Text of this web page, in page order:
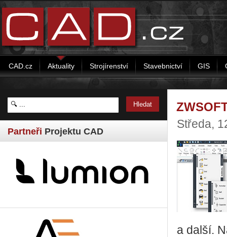
CAD.cz Aktuality Strojírenství Stavebnictví GIS
Partneři Projektu CAD
Středa,
a další.